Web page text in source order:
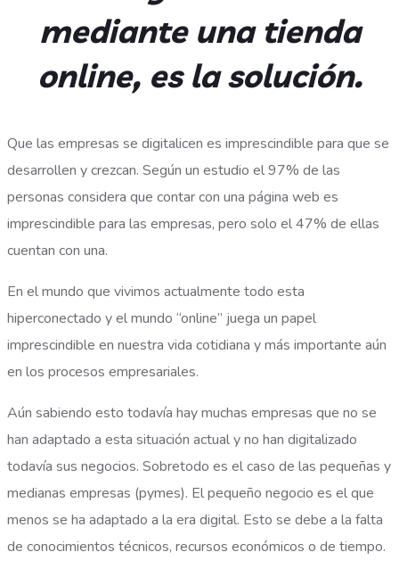
mediante una tienda
online, es la solución.
Que las empresas se digitalicen es imprescindible para que se
desarrollen y crezcan. Según un estudio el 97% de las
personas considera que contar con una página web es
imprescindible para las empresas, pero solo el 47% de ellas
cuentan con una.
En el mundo que vivimos actualmente todo esta
hiperconectado y el mundo “online” juega un papel
imprescindible en nuestra vida cotidiana y más importante aún
en los procesos empresariales.
Aún sabiendo esto todavía hay muchas empresas que no se
han adaptado a esta situación actual y no han digitalizado
todavía sus negocios. Sobretodo es el caso de las pequeñas y
medianas empresas (pymes). El pequeño negocio es el que
menos se ha adaptado a la era digital. Esto se debe a la falta
de conocimientos técnicos, recursos económicos o de tiempo.